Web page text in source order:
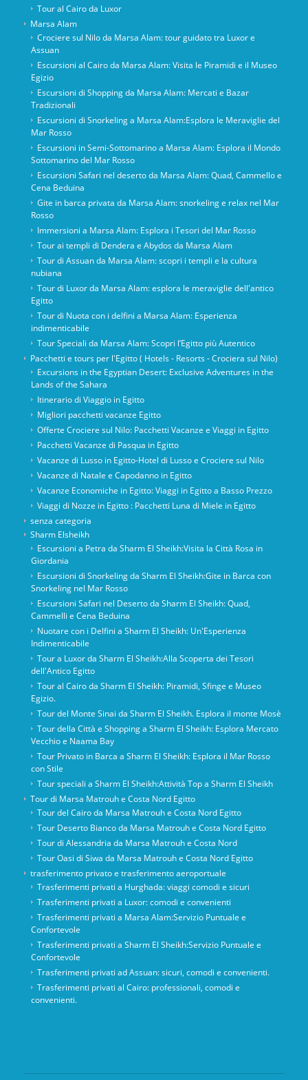
Tour al Cairo da Luxor
Marsa Alam
Crociere sul Nilo da Marsa Alam: tour guidato tra Luxor e
Assuan
Escursioni al Cairo da Marsa Alam: Visita le Piramidi e il Museo
Egizio
Escursioni di Shopping da Marsa Alam: Mercati e Bazar
Tradizionali
Escursioni di Snorkeling a Marsa Alam:Esplora le Meraviglie del
Mar Rosso
Escursioni in Semi-Sottomarino a Marsa Alam: Esplora il Mondo
Sottomarino del Mar Rosso
Escursioni Safari nel deserto da Marsa Alam: Quad, Cammello e
Cena Beduina
Gite in barca privata da Marsa Alam: snorkeling e relax nel Mar
Rosso
Immersioni a Marsa Alam: Esplora i Tesori del Mar Rosso
Tour ai templi di Dendera e Abydos da Marsa Alam
Tour di Assuan da Marsa Alam: scopri i templi e la cultura
nubiana
Tour di Luxor da Marsa Alam: esplora le meraviglie dell'antico
Egitto
Tour di Nuota con i delfini a Marsa Alam: Esperienza
indimenticabile
Tour Speciali da Marsa Alam: Scopri l’Egitto più Autentico
Pacchetti e tours per l'Egitto ( Hotels - Resorts - Crociera sul Nilo)
Excursions in the Egyptian Desert: Exclusive Adventures in the
Lands of the Sahara
Itinerario di Viaggio in Egitto
Migliori pacchetti vacanze Egitto
Offerte Crociere sul Nilo: Pacchetti Vacanze e Viaggi in Egitto
Pacchetti Vacanze di Pasqua in Egitto
Vacanze di Lusso in Egitto-Hotel di Lusso e Crociere sul Nilo
Vacanze di Natale e Capodanno in Egitto
Vacanze Economiche in Egitto: Viaggi in Egitto a Basso Prezzo
Viaggi di Nozze in Egitto : Pacchetti Luna di Miele in Egitto
senza categoria
Sharm Elsheikh
Escursioni a Petra da Sharm El Sheikh:Visita la Città Rosa in
Giordania
Escursioni di Snorkeling da Sharm El Sheikh:Gite in Barca con
Snorkeling nel Mar Rosso
Escursioni Safari nel Deserto da Sharm El Sheikh: Quad,
Cammelli e Cena Beduina
Nuotare con i Delfini a Sharm El Sheikh: Un'Esperienza
Indimenticabile
Tour a Luxor da Sharm El Sheikh:Alla Scoperta dei Tesori
dell'Antico Egitto
Tour al Cairo da Sharm El Sheikh: Piramidi, Sfinge e Museo
Egizio.
Tour del Monte Sinai da Sharm El Sheikh. Esplora il monte Mosè
Tour della Città e Shopping a Sharm El Sheikh: Esplora Mercato
Vecchio e Naama Bay
Tour Privato in Barca a Sharm El Sheikh: Esplora il Mar Rosso
con Stile
Tour speciali a Sharm El Sheikh:Attività Top a Sharm El Sheikh
Tour di Marsa Matrouh e Costa Nord Egitto
Tour del Cairo da Marsa Matrouh e Costa Nord Egitto
Tour Deserto Bianco da Marsa Matrouh e Costa Nord Egitto
Tour di Alessandria da Marsa Matrouh e Costa Nord
Tour Oasi di Siwa da Marsa Matrouh e Costa Nord Egitto
trasferimento privato e trasferimento aeroportuale
Trasferimenti privati ​​a Hurghada: viaggi comodi e sicuri
Trasferimenti privati ​​a Luxor: comodi e convenienti
Trasferimenti privati ​​a Marsa Alam:Servizio Puntuale e
Confortevole
Trasferimenti privati ​​a Sharm El Sheikh:Servizio Puntuale e
Confortevole
Trasferimenti privati ​​ad Assuan: sicuri, comodi e convenienti.
Trasferimenti privati ​​al Cairo: professionali, comodi e
convenienti.